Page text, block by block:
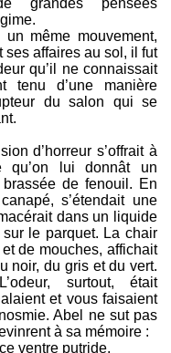
grandes pensées
même mouvement,
affaires au sol, il fut
qu’il ne connaissait
tenu d’une manière
du salon qui se
d’horreur s’offrait à
qu’on lui donnât un
de fenouil. En
s’étendait une
dans un liquide
le parquet. La chair
de mouches, affichait
noir, du gris et du vert.
surtout, était
et vous faisaient
Abel ne sut pas
à sa mémoire :
ventre putride,